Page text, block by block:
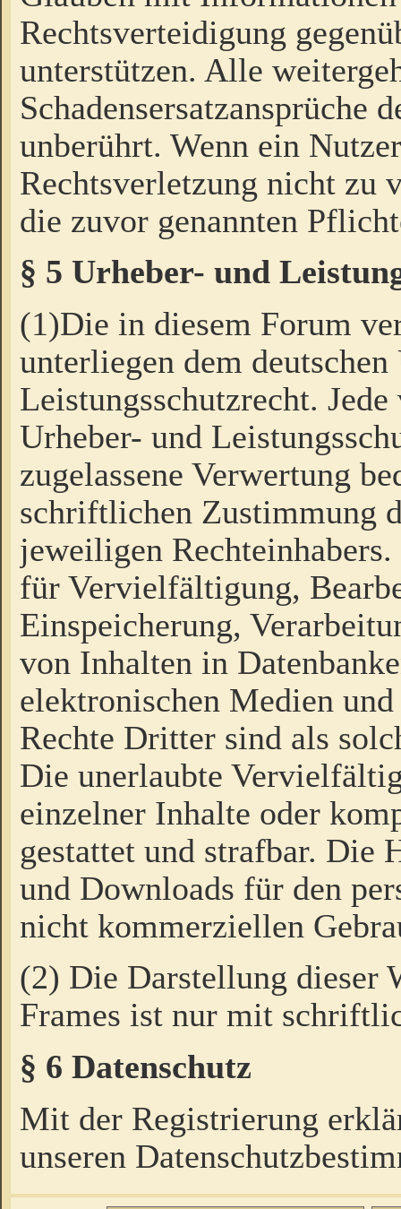
Rechtsverteidigung
unterstützen. Alle
Schadensersatzansprüche
unberührt. Wenn ein
Rechtsverletzung nicht zu
die zuvor genannten
§ 5 Urheber- und
(1)Die in diesem Forum
unterliegen dem
Leistungsschutzrecht.
Urheber- und
zugelassene Verwertung
schriftlichen Zustimmung
jeweiligen
für Vervielfältigung,
Einspeicherung,
von Inhalten in
elektronischen Medien
Rechte Dritter sind als
Die unerlaubte
einzelner Inhalte oder
gestattet und strafbar. Die
und Downloads für den
nicht kommerziellen
(2) Die Darstellung dieser
Frames ist nur mit
§ 6 Datenschutz
Mit der Registrierung
unseren